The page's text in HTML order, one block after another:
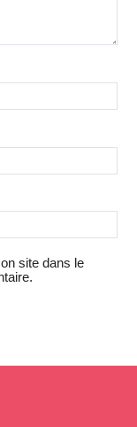
site dans le